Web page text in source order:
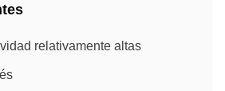
relativamente altas